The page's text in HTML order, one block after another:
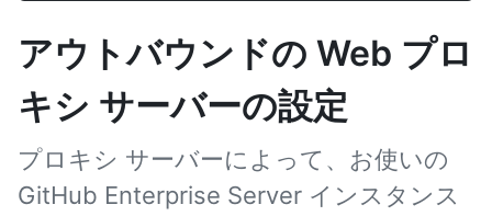
アウトバウンドの Web プロ
キシ サーバーの設定
プロキシ サーバーによって、お使いの
GitHub Enterprise Server インスタンス